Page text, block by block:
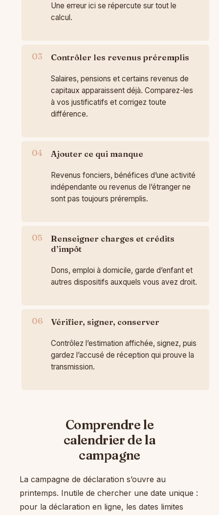
Une erreur ici se répercute sur tout le
calcul.
Contrôler les revenus préremplis
Salaires, pensions et certains revenus de
capitaux apparaissent déjà. Comparez-les
à vos justificatifs et corrigez toute
différence.
Ajouter ce qui manque
Revenus fonciers, bénéfices d’une activité
indépendante ou revenus de l’étranger ne
sont pas toujours préremplis.
Renseigner charges et crédits
d’impôt
Dons, emploi à domicile, garde d’enfant et
autres dispositifs auxquels vous avez droit.
Vérifier, signer, conserver
Contrôlez l’estimation affichée, signez, puis
gardez l’accusé de réception qui prouve la
transmission.
Comprendre le
calendrier de la
campagne
La campagne de déclaration s’ouvre au
printemps. Inutile de chercher une date unique :
pour la déclaration en ligne, les dates limites